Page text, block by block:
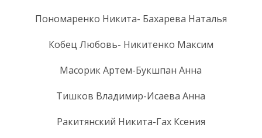
Пономаренко Никита- Бахарева Наталья
Кобец Любовь- Никитенко Максим
Масорик Артем-Букшпан Анна
Тишков Владимир-Исаева Анна
Ракитянский Никита-Гах Ксения